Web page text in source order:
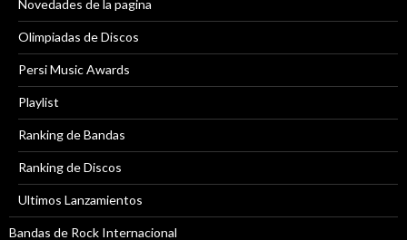
Novedades de la pagina
Olimpiadas de Discos
Persi Music Awards
Playlist
Ranking de Bandas
Ranking de Discos
Ultimos Lanzamientos
Bandas de Rock Internacional